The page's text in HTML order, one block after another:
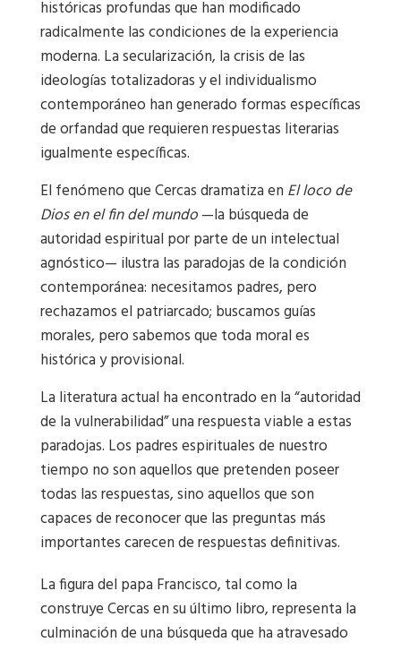
históricas profundas que han modificado
radicalmente las condiciones de la experiencia
moderna. La secularización, la crisis de las
ideologías totalizadoras y el individualismo
contemporáneo han generado formas específicas
de orfandad que requieren respuestas literarias
igualmente específicas.
El fenómeno que Cercas dramatiza en El loco de
Dios en el fin del mundo—la búsqueda de
autoridad espiritual por parte de un intelectual
agnóstico— ilustra las paradojas de la condición
contemporánea: necesitamos padres, pero
rechazamos el patriarcado; buscamos guías
morales, pero sabemos que toda moral es
histórica y provisional.
La literatura actual ha encontrado en la “autoridad
de la vulnerabilidad” una respuesta viable a estas
paradojas. Los padres espirituales de nuestro
tiempo no son aquellos que pretenden poseer
todas las respuestas, sino aquellos que son
capaces de reconocer que las preguntas más
importantes carecen de respuestas definitivas.
La figura del papa Francisco, tal como la
construye Cercas en su último libro, representa la
culminación de una búsqueda que ha atravesado